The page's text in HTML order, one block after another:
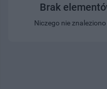
Brak
Niczego nie